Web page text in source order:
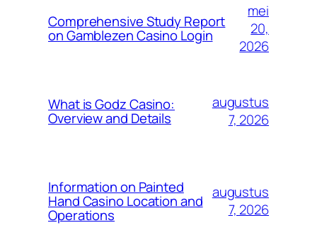
Comprehensive Study Report
on Gamblezen Casino Login
mei
20,
2026
What is Godz Casino:
Overview and Details
augustus
7, 2026
Information on Painted
Hand Casino Location and
Operations
augustus
7, 2026